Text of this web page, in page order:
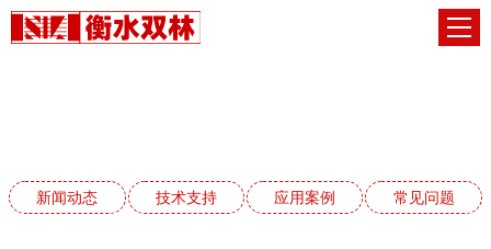
新闻动态 技术支持 应用案例 常见问题